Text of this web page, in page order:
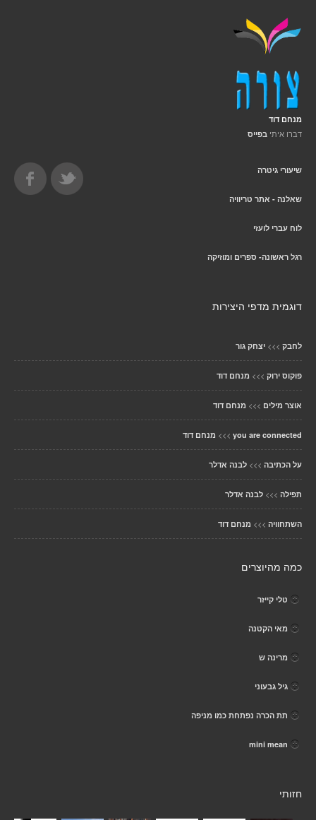
מנחם דוד
דברו איתי בפייס
שיעורי גיטרה
שאלנה - אתר טריוויה
לוח עברי לועזי
רגל ראשונה- ספרים ומוזיקה
דוגמית מדפי היצירות
לחבק >>> יצחק גור
פוקוס ירוק >>> מנחם דוד
אוצר מילים >>> מנחם דוד
you are connected
>>> מנחם דוד
על הכתיבה >>> לבנה אדלר
תפילה >>> לבנה אדלר
השתחוויה >>> מנחם דוד
כמה מהיוצרים
טלי קייזר
מאי הקטנה
מרינה ש
גיל גבעוני
תת הכרה נפתחת כמו מניפה
mini mean
חזותי